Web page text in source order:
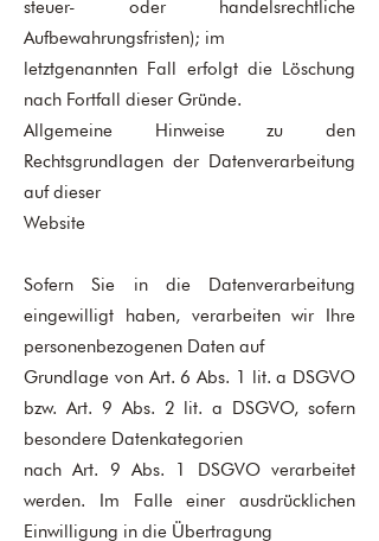
steuer- oder handelsrechtliche
Aufbewahrungsfristen); im
letztgenannten Fall erfolgt die Löschung
nach Fortfall dieser Gründe.
Allgemeine Hinweise zu den
Rechtsgrundlagen der Datenverarbeitung
auf dieser
Website
Sofern Sie in die Datenverarbeitung
eingewilligt haben, verarbeiten wir Ihre
personenbezogenen Daten auf
Grundlage von Art. 6 Abs. 1 lit. a DSGVO
bzw. Art. 9 Abs. 2 lit. a DSGVO, sofern
besondere Datenkategorien
nach Art. 9 Abs. 1 DSGVO verarbeitet
werden. Im Falle einer ausdrücklichen
Einwilligung in die Übertragung